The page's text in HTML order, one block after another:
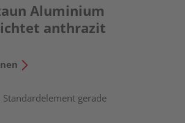
Aluminium
anthrazit
gerade